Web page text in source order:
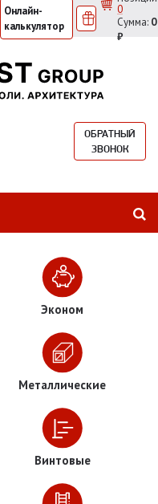
Онлайн-
калькулятор
0
Сумма: 0
₽
ОБРАТНЫЙ
ЗВОНОК
Эконом
Металлические
Винтовые